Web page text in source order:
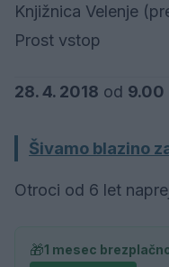
Knjižnica Velenje
Prost vstop
28. 4. 2018 od 9.00
Šivamo blazino
Otroci od 6 let
🎁1 mesec